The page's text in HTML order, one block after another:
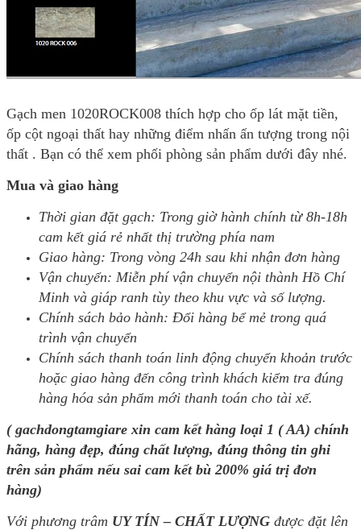
Gạch men 1020ROCK008 thích hợp cho ốp lát mặt tiền,
ốp cột ngoại thất hay những điểm nhấn ấn tượng trong nội
thất . Bạn có thể xem phối phòng sản phẩm dưới đây nhé.
Mua và giao hàng
Thời gian đặt gạch: Trong giờ hành chính từ 8h-18h
cam kết giá rẻ nhất thị trường phía nam
Giao hàng: Trong vòng 24h sau khi nhận đơn hàng
Vận chuyển: Miễn phí vận chuyển nội thành Hồ Chí
Minh và giáp ranh tùy theo khu vực và số lượng.
Chính sách bảo hành: Đổi hàng bể mẻ trong quá
trình vận chuyển
Chính sách thanh toán linh động chuyển khoản trước
hoặc giao hàng đến công trình khách kiểm tra đúng
hàng hóa sản phẩm mới thanh toán cho tài xế.
( gachdongtamgiare xin cam kết hàng loại 1 ( AA) chính
hãng, hàng đẹp, đúng chất lượng, đúng thông tin ghi
trên sản phẩm nếu sai cam kết bù 200% giá trị đơn
hàng)
Với phương trâm UY TÍN – CHẤT LƯỢNG được đặt lên